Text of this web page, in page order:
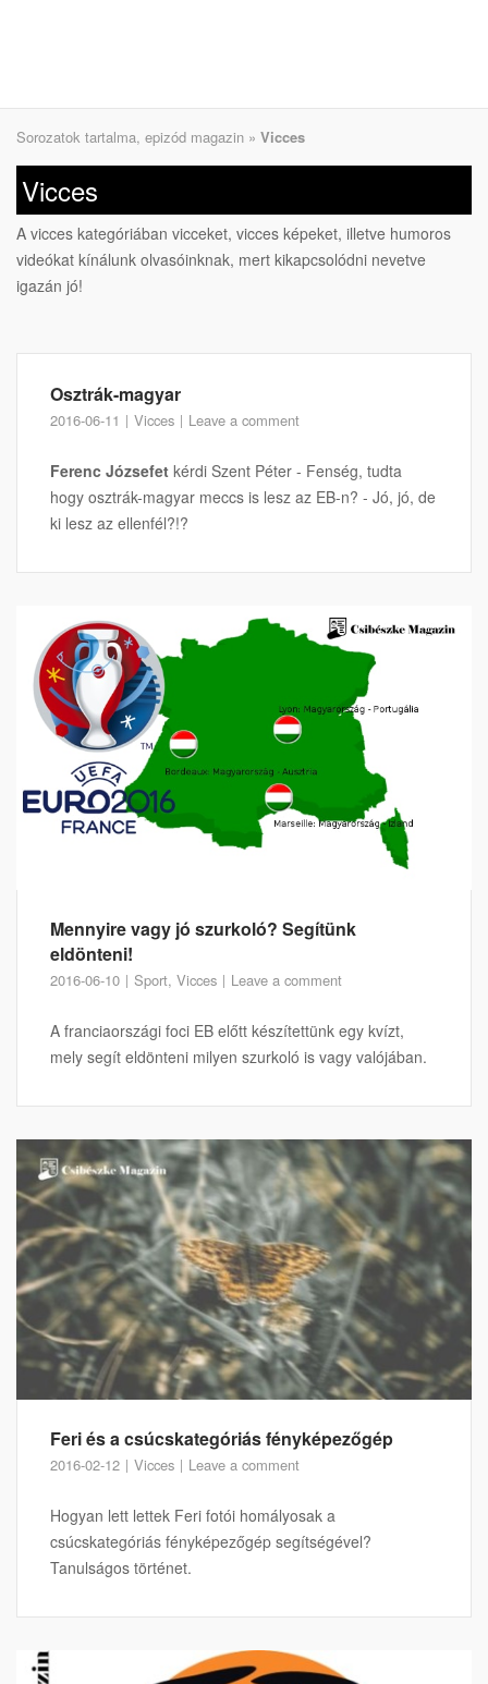
Sorozatok tartalma, epizód magazin » Vicces
Vicces
A vicces kategóriában vicceket, vicces képeket, illetve humoros
videókat kínálunk olvasóinknak, mert kikapcsolódni nevetve
igazán jó!
Osztrák-magyar
2016-06-11 Vicces Leave a comment
Ferenc Józsefet kérdi Szent Péter - Fenség, tudta
hogy osztrák-magyar meccs is lesz az EB-n? - Jó, jó, de
ki lesz az ellenfél?!?
Mennyire vagy jó szurkoló? Segítünk
eldönteni!
2016-06-10 Sport, Vicces Leave a comment
A franciaországi foci EB előtt készítettünk egy kvízt,
mely segít eldönteni milyen szurkoló is vagy valójában.
Feri és a csúcskategóriás fényképezőgép
2016-02-12 Vicces Leave a comment
Hogyan lett lettek Feri fotói homályosak a
csúcskategóriás fényképezőgép segítségével?
Tanulságos történet.